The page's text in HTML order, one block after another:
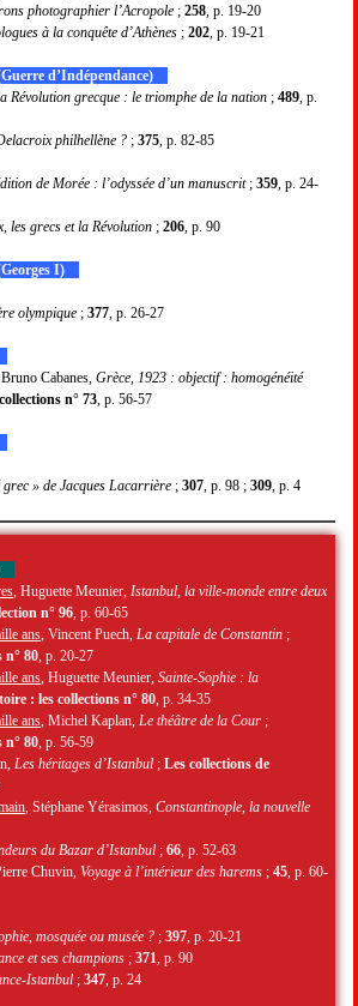
photographier l’Acropole ; 258 , p. 19-20
à la conquête d’Athènes ; 202 , p. 19-21
d’Indépendance)
Révolution grecque : le triomphe de la nation ; 489 , p.
philhellène ? ; 375 , p. 82-85
de Morée : l’odyssée d’un manuscrit; 359 , p. 24-
les grecs et la Révolution ; 206 , p. 90
I)
olympique ; 377 , p. 26-27
, Bruno Cabanes, Grèce, 1923 : objectif : homogénéité
n° 73 , p. 56-57
grec » de Jacques Lacarrière ; 307 , p. 98 ; 309 , p. 4
, Huguette Meunier, Istanbul, la ville-monde entre deux
n° 96 , p. 60-65
ans , Vincent Puech, La capitale de Constantin ;
n° 80 , p. 20-27
ans , Huguette Meunier, Sainte-Sophie : la
: les collections n° 80 , p. 34-35
ans , Michel Kaplan, Le théâtre de la Cour ;
n° 80 , p. 56-59
Les héritages d’Istanbul ; Les collections de
, Stéphane Yérasimos, Constantinople, la nouvelle
du Bazar d’Istanbul ; 66 , p. 52-63
Chuvin, Voyage à l’intérieur des harems ; 45 , p. 60-
mosquée ou musée ? ; 397 , p. 20-21
et ses champions ; 371 , p. 90
Istanbul ; 347 , p. 24